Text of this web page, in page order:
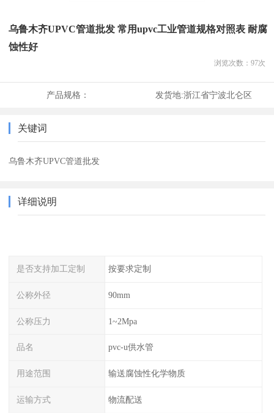
乌鲁木齐UPVC管道批发 常用upvc工业管道规格对照表 耐腐
蚀性好
浏览次数： 97次
产品规格： 发货地:浙江省宁波北仑区
关键词
乌鲁木齐UPVC管道批发
详细说明
是否支持加工定制 按要求定制
公称外径 90mm
公称压力 1~2Mpa
品名 pvc-u供水管
用途范围 输送腐蚀性化学物质
运输方式 物流配送